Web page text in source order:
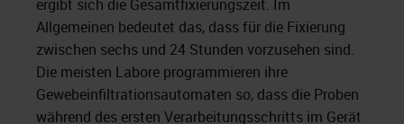
ergibt sich die Gesamtfixierungszeit. Im
Allgemeinen bedeutet das, dass für die Fixierung
zwischen sechs und 24 Stunden vorzusehen sind.
Die meisten Labore programmieren ihre
Gewebeinfiltrationsautomaten so, dass die Proben
während des ersten Verarbeitungsschritts im Gerät